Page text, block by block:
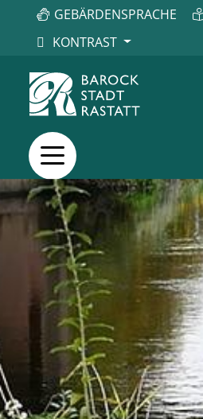
GEBÄRDENSPRACHE
KONTRAST